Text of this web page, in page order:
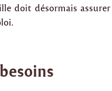
doit désormais